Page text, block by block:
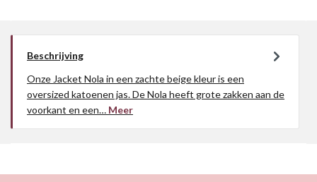
Beschrijving
Onze Jacket Nola in een zachte beige kleur is een
oversized katoenen jas. De Nola heeft grote zakken aan de
voorkant en een… Meer